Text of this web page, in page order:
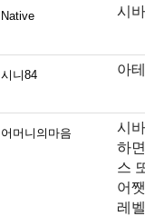
Native 시
시니84 아
어머니의마음
시
하
스
어
레